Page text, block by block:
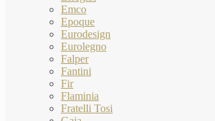
Emco
Epoque
Eurodesign
Eurolegno
Falper
Fantini
Fir
Flaminia
Fratelli Tosi